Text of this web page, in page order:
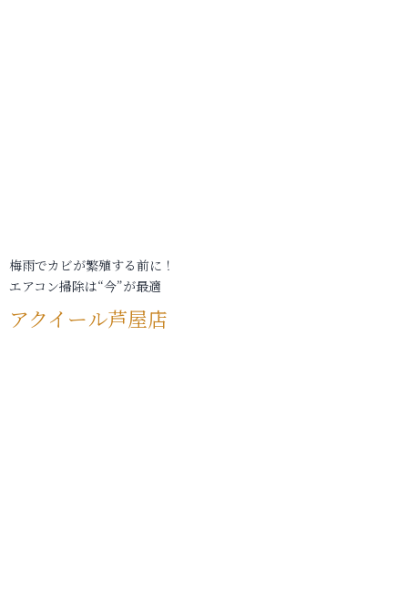
梅雨でカビが繁殖する前に！
エアコン掃除は“今”が最適
アクイール芦屋店